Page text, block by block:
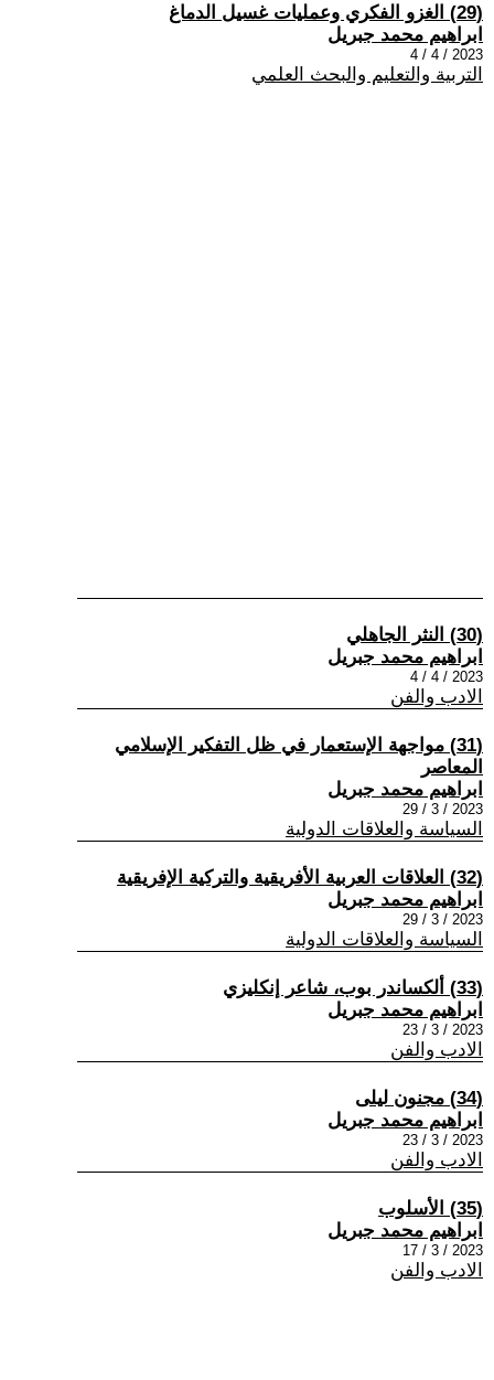
(29) الغزو الفكري وعمليات غسيل الدماغ
ابراهيم محمد جبريل
2023 / 4 / 4
التربية والتعليم والبحث العلمي
(30) النثر الجاهلي
ابراهيم محمد جبريل
2023 / 4 / 4
الادب والفن
(31) مواجهة الإستعمار في ظل التفكير الإسلامي
المعاصر
ابراهيم محمد جبريل
2023 / 3 / 29
السياسة والعلاقات الدولية
(32) العلاقات العربية الأفريقية والتركية الإفريقية
ابراهيم محمد جبريل
2023 / 3 / 29
السياسة والعلاقات الدولية
(33) ألكساندر بوب، شاعر إنكليزي
ابراهيم محمد جبريل
2023 / 3 / 23
الادب والفن
(34) مجنون ليلى
ابراهيم محمد جبريل
2023 / 3 / 23
الادب والفن
(35) الأسلوب
ابراهيم محمد جبريل
2023 / 3 / 17
الادب والفن